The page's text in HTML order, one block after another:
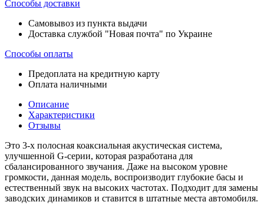
Способы доставки
Самовывоз из пункта выдачи
Доставка службой "Новая почта" по Украине
Способы оплаты
Предоплата на кредитную карту
Оплата наличными
Описание
Характеристики
Отзывы
Это 3-х полосная коаксиальная акустическая система,
улучшенной G-серии, которая разработана для
сбалансированного звучания. Даже на высоком уровне
громкости, данная модель, воспроизводит глубокие басы и
естественный звук на высоких частотах. Подходит для замены
заводских динамиков и ставится в штатные места автомобиля.